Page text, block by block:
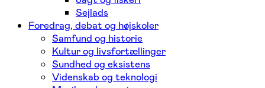
Sejlads
Foredrag, debat og højskoler
Samfund og historie
Kultur og livsfortællinger
Sundhed og eksistens
Videnskab og teknologi